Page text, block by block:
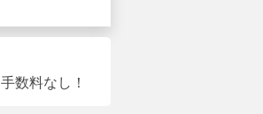
手数料なし！